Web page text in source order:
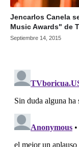
Jencarlos Canela
Music Awards" de
Septiembre 14, 2015